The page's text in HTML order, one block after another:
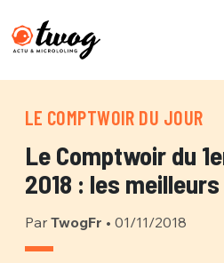
LE COMPTWOIR DU JOUR
Le Comptwoir du
2018 : les
Par TwogFr • 01/11/2018
PSEUDO*
EMAIL*
Connexion
PSEUDO
VOTRE
Que souhaitez-
C'EST PARTI